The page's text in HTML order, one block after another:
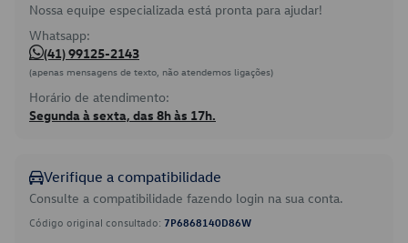
Nossa equipe especializada está pronta para ajudar!
Whatsapp:
(41) 99125-2143
(apenas mensagens de texto, não atendemos ligações)
Horário de atendimento:
Segunda à sexta, das 8h às 17h.
Verifique a compatibilidade
Consulte a compatibilidade fazendo login na sua conta.
Código original consultado: 7P6868140D86W